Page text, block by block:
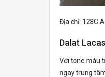
Địa chỉ: 128C
Dalat
Với tone màu
ngay trung